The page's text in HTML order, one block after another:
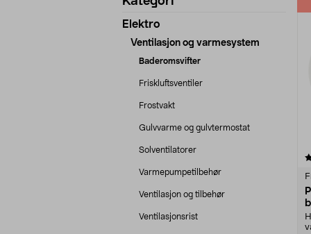
produkter
Elektro
Ventilasjon og varmesystem
Baderomsvifter
Friskluftsventiler
Frostvakt
Gulvvarme og gulvtermostat
Solventilatorer
Varmepumpetilbehør
Ventilasjon og tilbehør
Ventilasjonsrist